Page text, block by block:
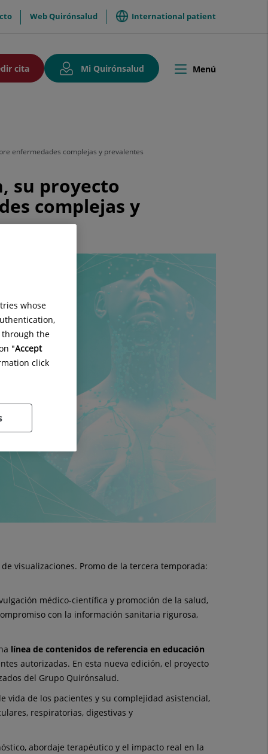
Web Quirónsalud International patient
cita Este
enlace
se
Mi Quirónsalud Este
enlace
se
Toggle
Menú
enfermedades complejas y prevalentes
su proyecto
complejas y
visualizaciones. Promo de la tercera temporada:
médico-científica y promoción de la salud,
con la información sanitaria rigurosa,
línea de contenidos de referencia en educación
autorizadas. En esta nueva edición, el proyecto
del Grupo Quirónsalud.
vida de los pacientes y su complejidad asistencial,
respiratorias, digestivas y
abordaje terapéutico y el impacto real en la
whose
through the
"Accept
click